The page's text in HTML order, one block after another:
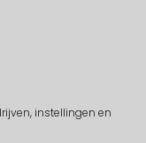
instellingen en